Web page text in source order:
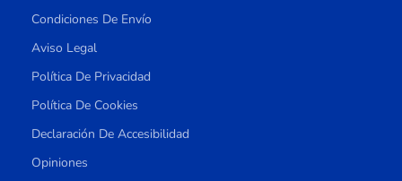
Condiciones De Envío
Aviso Legal
Política De Privacidad
Política De Cookies
Declaración De Accesibilidad
Opiniones